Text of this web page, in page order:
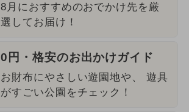
8月におすすめのおでかけ先を厳
選してお届け！
0円・格安のお出かけガイド
お財布にやさしい遊園地や、 遊具
がすごい公園をチェック！